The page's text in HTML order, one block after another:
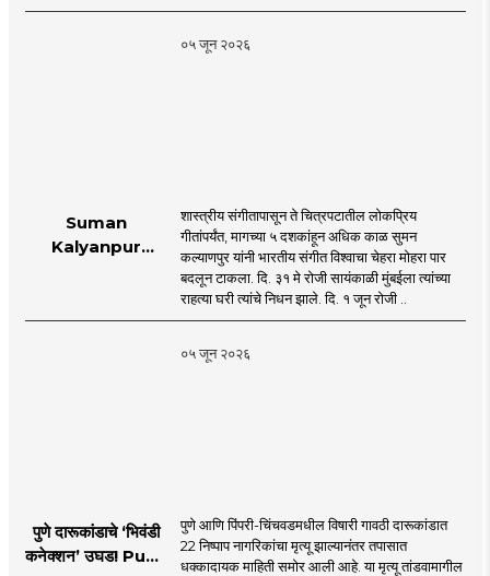
०५ जून २०२६
Suman
Kalyanpur
mumbai |
शास्त्रीय संगीतापासून ते चित्रपटातील लोकप्रिय
गीतांपर्यंत, मागच्या ५ दशकांहून अधिक काळ सुमन
कल्याणपुर यांनी भारतीय संगीत विश्वाचा चेहरा मोहरा पार
बदलून टाकला. दि. ३१ मे रोजी सायंकाळी मुंबईला त्यांच्या
राहत्या घरी त्यांचे निधन झाले. दि. १ जून रोजी ..
०५ जून २०२६
पुणे दारूकांडाचे ‘भिवंडी
कनेक्शन’ उघड! Pune
पुणे आणि पिंपरी-चिंचवडमधील विषारी गावठी दारूकांडात
22 निष्पाप नागरिकांचा मृत्यू झाल्यानंतर तपासात
धक्कादायक माहिती समोर आली आहे. या मृत्यू तांडवामागील